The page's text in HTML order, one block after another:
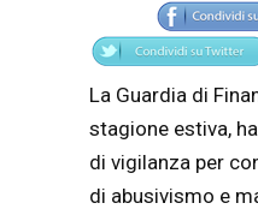
La Guardia di
stagione estiva,
di vigilanza per
di abusivismo e